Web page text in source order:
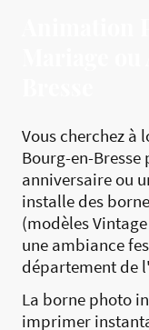
Vous cherchez à
Bourg-en-
anniversaire ou
installe des
(modèles
une ambiance
département de
La borne photo
imprimer